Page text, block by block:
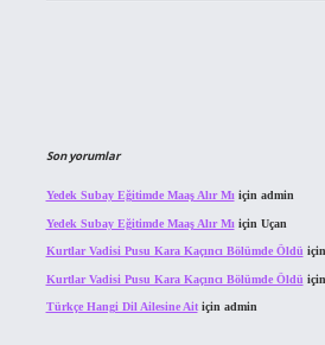
Son yorumlar
Yedek Subay Eğitimde Maaş Alır Mı için admin
Yedek Subay Eğitimde Maaş Alır Mı için Uçan
Kurtlar Vadisi Pusu Kara Kaçıncı Bölümde Öldü için
Kurtlar Vadisi Pusu Kara Kaçıncı Bölümde Öldü için
Türkçe Hangi Dil Ailesine Aitiçin admin